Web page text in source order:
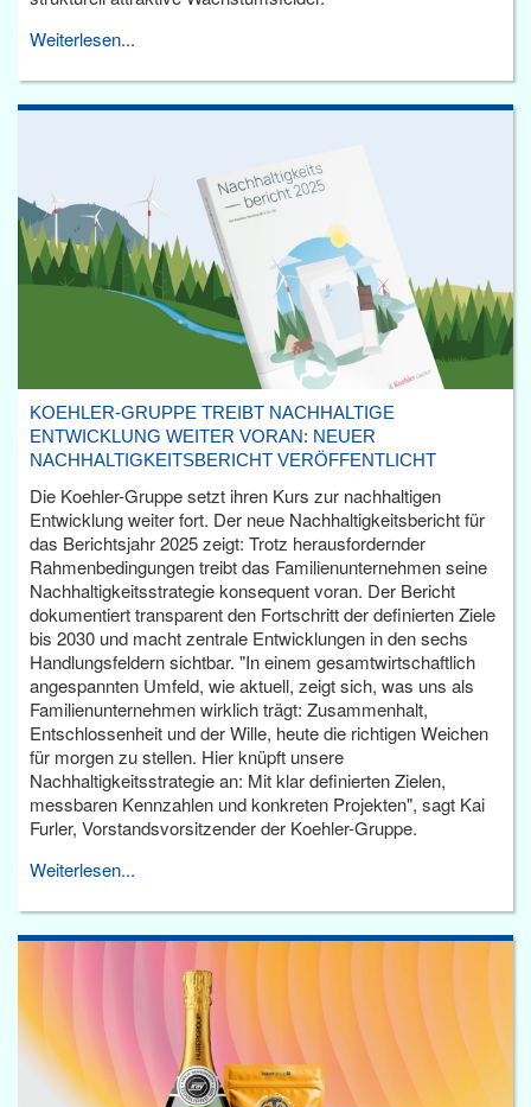
Weiterlesen...
KOEHLER-GRUPPE TREIBT NACHHALTIGE
ENTWICKLUNG WEITER VORAN: NEUER
NACHHALTIGKEITSBERICHT VERÖFFENTLICHT
Die Koehler-Gruppe setzt ihren Kurs zur nachhaltigen
Entwicklung weiter fort. Der neue Nachhaltigkeitsbericht für
das Berichtsjahr 2025 zeigt: Trotz herausfordernder
Rahmenbedingungen treibt das Familienunternehmen seine
Nachhaltigkeitsstrategie konsequent voran. Der Bericht
dokumentiert transparent den Fortschritt der definierten Ziele
bis 2030 und macht zentrale Entwicklungen in den sechs
Handlungsfeldern sichtbar. "In einem gesamtwirtschaftlich
angespannten Umfeld, wie aktuell, zeigt sich, was uns als
Familienunternehmen wirklich trägt: Zusammenhalt,
Entschlossenheit und der Wille, heute die richtigen Weichen
für morgen zu stellen. Hier knüpft unsere
Nachhaltigkeitsstrategie an: Mit klar definierten Zielen,
messbaren Kennzahlen und konkreten Projekten", sagt Kai
Furler, Vorstandsvorsitzender der Koehler-Gruppe.
Weiterlesen...